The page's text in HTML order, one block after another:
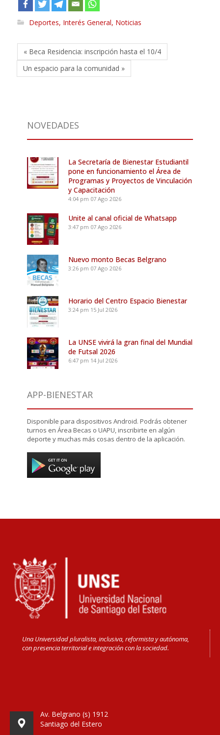
Deportes, Interés General, Noticias
« Beca Residencia: inscripción hasta el 10/4
Un espacio para la comunidad »
NOVEDADES
La Secretaría de Bienestar Estudiantil
pone en funcionamiento el Área de
Programas y Proyectos de Vinculación
y Capacitación
4:04 pm 07 Ago 2026
Unite al canal oficial de Whatsapp
3:47 pm 07 Ago 2026
Nuevo monto Becas Belgrano
3:26 pm 07 Ago 2026
Horario del Centro Espacio Bienestar
3:24 pm 15 Jul 2026
La UNSE vivirá la gran final del Mundial
de Futsal 2026
6:47 pm 14 Jul 2026
APP-BIENESTAR
Disponible para dispositivos Android. Podrás obtener
turnos en Área Becas o UAPU, inscribirte en algún
deporte y muchas más cosas dentro de la aplicación.
Una Universidad pluralista, inclusiva, reformista y autónoma,
con presencia territorial e integración con la sociedad.
Av. Belgrano (s) 1912
Santiago del Estero